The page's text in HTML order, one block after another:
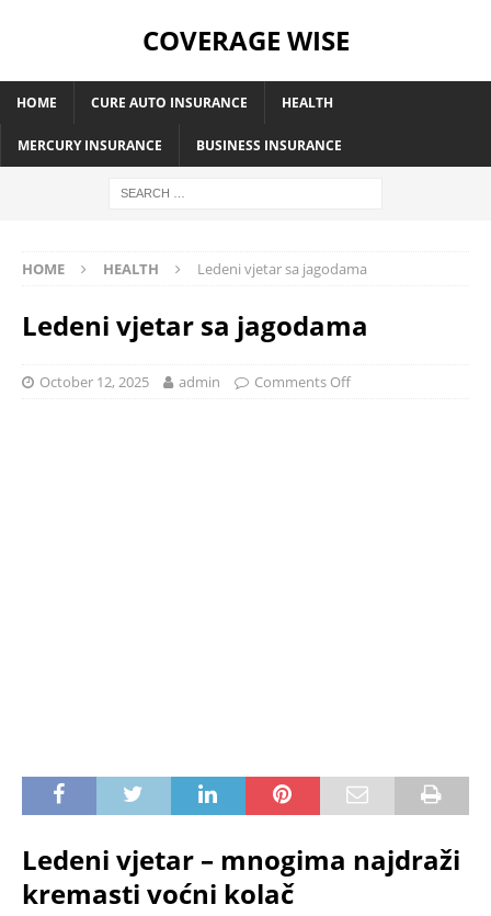
COVERAGE WISE
HOME CURE AUTO INSURANCE HEALTH
MERCURY INSURANCE BUSINESS INSURANCE
HOME HEALTH Ledeni vjetar sa jagodama
Ledeni vjetar sa jagodama
October 12, 2025 admin Comments Off
Ledeni vjetar – mnogima najdraži
kremasti voćni kolač